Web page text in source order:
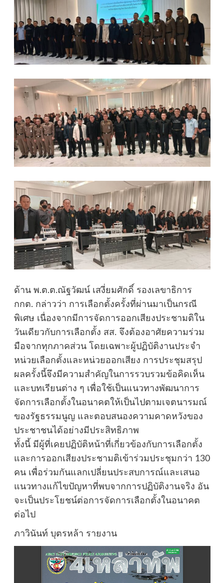
ด้าน พ.ต.ต.ณัฐวัฒน์ เสงี่ยมศักดิ์ รองเลขาธิการ
กกต. กล่าวว่า การเลือกตั้งครั้งที่ผ่านมาเป็นกรณี
พิเศษ เนื่องจากมีการจัดการออกเสียงประชามติใน
วันเดียวกับการเลือกตั้ง สส. จึงต้องอาศัยความร่วม
มือจากทุกภาคส่วน โดยเฉพาะผู้ปฏิบัติงานประจำ
หน่วยเลือกตั้งและหน่วยออกเสียง การประชุมสรุป
ผลครั้งนี้จึงมีความสำคัญในการรวบรวมข้อคิดเห็น
และบทเรียนต่าง ๆ เพื่อใช้เป็นแนวทางพัฒนาการ
จัดการเลือกตั้งในอนาคตให้เป็นไปตามเจตนารมณ์
ของรัฐธรรมนูญ และตอบสนองความคาดหวังของ
ประชาชนได้อย่างมีประสิทธิภาพ
ทั้งนี้ มีผู้ที่เคยปฏิบัติหน้าที่เกี่ยวข้องกับการเลือกตั้ง
และการออกเสียงประชามติเข้าร่วมประชุมกว่า 130
คน เพื่อร่วมกันแลกเปลี่ยนประสบการณ์และเสนอ
แนวทางแก้ไขปัญหาที่พบจากการปฏิบัติงานจริง อัน
จะเป็นประโยชน์ต่อการจัดการเลือกตั้งในอนาคต
ต่อไป
ภาวินันท์ บุตรหล้า รายงาน